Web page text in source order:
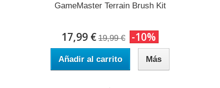
GameMaster Terrain Brush Kit
17,99 € 19,99 € -10%
Añadir al carrito Más